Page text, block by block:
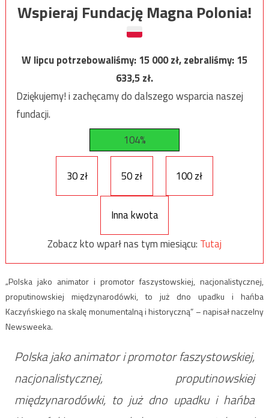
Wspieraj Fundację Magna Polonia!
W lipcu potrzebowaliśmy:15 000zł, zebraliśmy:15
633,5zł.
Dziękujemy! i zachęcamy do dalszego wsparcia naszej
fundacji.
104%
30 zł 50 zł 100 zł
Inna kwota
Zobacz kto wparł nas tym miesiącu: Tutaj
„Polska jako animator i promotor faszystowskiej, nacjonalistycznej,
proputinowskiej międzynarodówki, to już dno upadku i hańba
Kaczyńskiego na skalę monumentalną i historyczną” – napisał naczelny
Newsweeka.
Polska jako animator i promotor faszystowskiej,
nacjonalistycznej, proputinowskiej
międzynarodówki, to już dno upadku i hańba